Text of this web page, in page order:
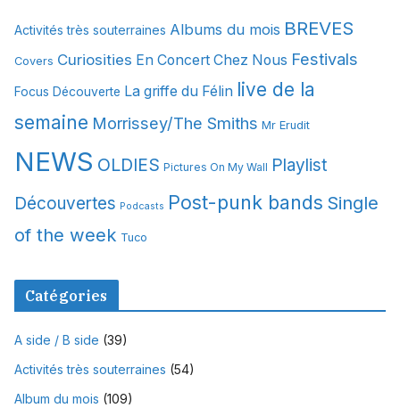
v
e
Activités très souterraines Albums du mois BREVES
Covers Curiosities En Concert Chez Nous Festivals
Focus Découverte La griffe du Félin live de la
semaine Morrissey/The Smiths Mr Erudit
NEWS OLDIES Pictures On My Wall Playlist
Découvertes Podcasts Post-punk bands Single
of the week Tuco
Catégories
A side / B side (39)
Activités très souterraines (54)
Album du mois (109)